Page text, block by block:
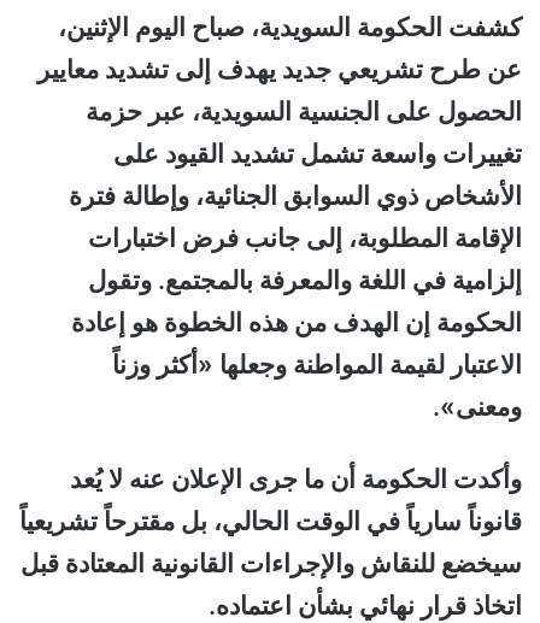
كشفت الحكومة السويدية، صباح اليوم الإثنين،
عن طرح تشريعي جديد يهدف إلى تشديد معايير
الحصول على الجنسية السويدية، عبر حزمة
تغييرات واسعة تشمل تشديد القيود على
الأشخاص ذوي السوابق الجنائية، وإطالة فترة
الإقامة المطلوبة، إلى جانب فرض اختبارات
إلزامية في اللغة والمعرفة بالمجتمع. وتقول
الحكومة إن الهدف من هذه الخطوة هو إعادة
الاعتبار لقيمة المواطنة وجعلها «أكثر وزناً
ومعنى».
وأكدت الحكومة أن ما جرى الإعلان عنه لا يُعد
قانوناً سارياً في الوقت الحالي، بل مقترحاً تشريعياً
سيخضع للنقاش والإجراءات القانونية المعتادة قبل
اتخاذ قرار نهائي بشأن اعتماده.